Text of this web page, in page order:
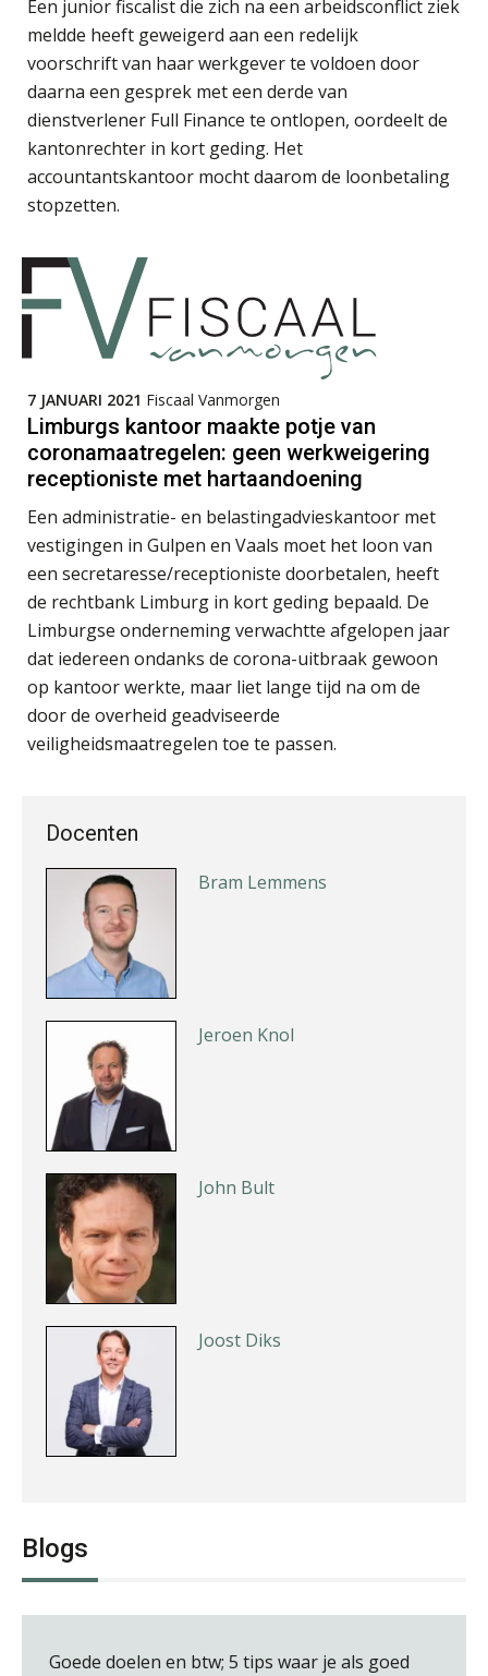
Een junior fiscalist die zich na een arbeidsconflict ziek
meldde heeft geweigerd aan een redelijk
voorschrift van haar werkgever te voldoen door
daarna een gesprek met een derde van
dienstverlener Full Finance te ontlopen, oordeelt de
kantonrechter in kort geding. Het
accountantskantoor mocht daarom de loonbetaling
stopzetten.
7 JANUARI 2021 Fiscaal Vanmorgen
Limburgs kantoor maakte potje van
coronamaatregelen: geen werkweigering
receptioniste met hartaandoening
Een administratie- en belastingadvieskantoor met
vestigingen in Gulpen en Vaals moet het loon van
een secretaresse/receptioniste doorbetalen, heeft
de rechtbank Limburg in kort geding bepaald. De
Limburgse onderneming verwachtte afgelopen jaar
dat iedereen ondanks de corona-uitbraak gewoon
op kantoor werkte, maar liet lange tijd na om de
door de overheid geadviseerde
veiligheidsmaatregelen toe te passen.
Docenten
Koert van Loon
Erik van Toledo
Wilbert Nieuwenhuizen
Kirsten Kievit
Blogs
Goede doelen en btw; 5 tips waar je als goed